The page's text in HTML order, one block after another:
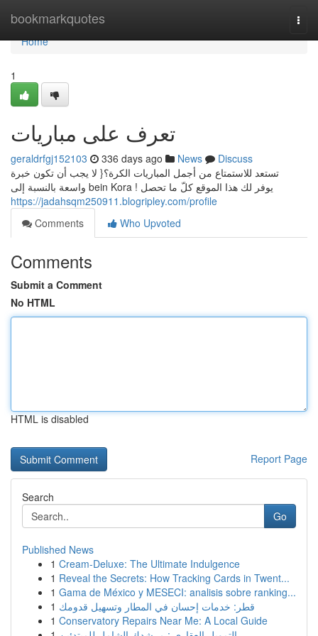
bookmarkquotes
Home
Home
1
تعرف على مباريات
geraldrfgj152103 336 days ago News
Discuss
تستعد للاستمتاع من أجمل المباريات الكرة؟{ لا يجب أن تكون خبرة
واسعة بالنسبة إلى bein Kora ! يوفر لك هذا الموقع كلّ ما تحصل
https://jadahsqm250911.blogripley.com/profile
Comments
Who Upvoted
Comments
Submit a Comment
No HTML
HTML is disabled
Report Page
Search
Go
Published News
1 Cream-Deluxe: The Ultimate Indulgence
1 Reveal the Secrets: How Tracking Cards in Twent...
1 Gama de México y MESECI: analisis sobre ranking...
1 قطر: خدمات إحسان في المطار وتسهيل قدومك
1 Conservatory Repairs Near Me: A Local Guide